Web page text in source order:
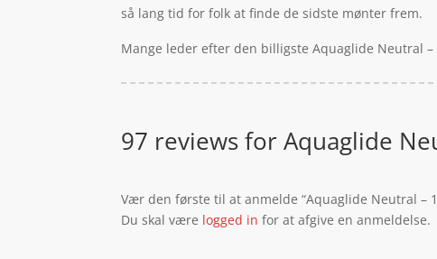
så lang tid for folk at finde de sidste mønter frem.
Mange leder efter den billigste Aquaglide Neutral
97 reviews forAquaglide
Vær den første til at anmelde “Aquaglide Neutral –
Du skal være logged in for at afgive en anmeldelse.